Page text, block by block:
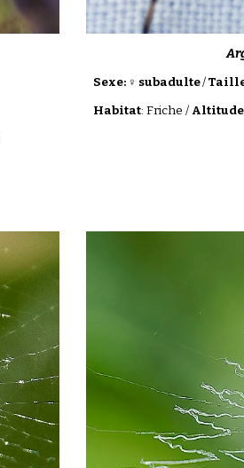
Sexe: ♀ subadulte/
Habitat: Friche / Altitude